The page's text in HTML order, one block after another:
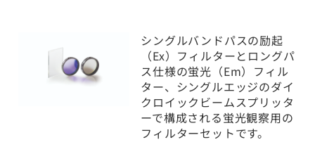
シングルバンドパスの励起
（Ex）フィルターとロングパ
ス仕様の蛍光（Em）フィル
ター、シングルエッジのダイ
クロイックビームスプリッタ
ーで構成される蛍光観察用の
フィルターセットです。